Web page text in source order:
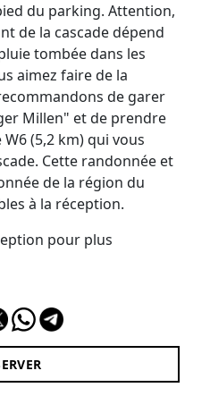
du parking. Attention,
de la cascade dépend
tombée dans les
aimez faire de la
de garer
Millen" et de prendre
(5,2 km) qui vous
Cette randonnée et
de la région du
à la réception.
pour plus